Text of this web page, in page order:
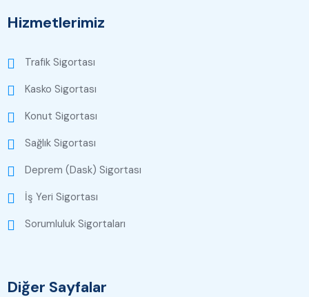
Hizmetlerimiz
Trafik Sigortası
Kasko Sigortası
Konut Sigortası
Sağlık Sigortası
Deprem (Dask) Sigortası
İş Yeri Sigortası
Sorumluluk Sigortaları
Diğer Sayfalar